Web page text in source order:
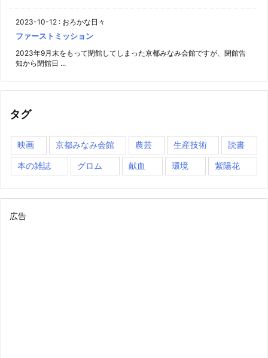
2023-10-12 : おろかな日々
ファーストミッション
2023年9月末をもって閉館してしまった京都みなみ会館ですが、閉館告
知から閉館日 ...
タグ
映画 京都みなみ会館 農芸 生産技術 読書
本の雑誌 グロム 献血 環境 紫陽花
広告